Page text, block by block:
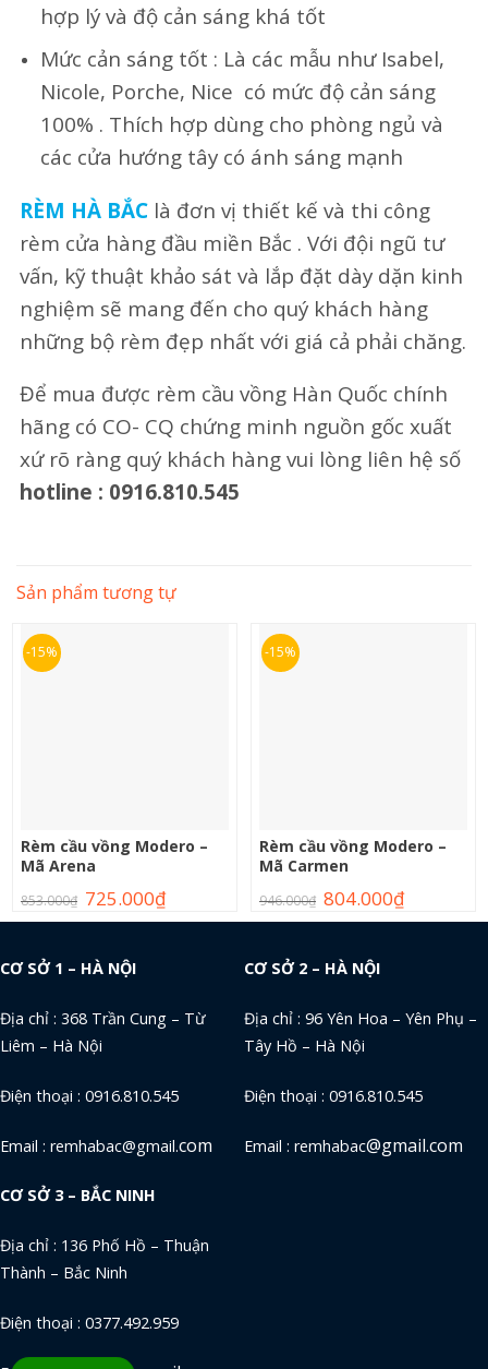
hợp lý và độ cản sáng khá tốt
Mức cản sáng tốt : Là các mẫu như Isabel,
Nicole, Porche, Nice có mức độ cản sáng
100% . Thích hợp dùng cho phòng ngủ và
các cửa hướng tây có ánh sáng mạnh
RÈM HÀ BẮC là đơn vị thiết kế và thi công
rèm cửa hàng đầu miền Bắc . Với đội ngũ tư
vấn, kỹ thuật khảo sát và lắp đặt dày dặn kinh
nghiệm sẽ mang đến cho quý khách hàng
những bộ rèm đẹp nhất với giá cả phải chăng.
Để mua được rèm cầu vồng Hàn Quốc chính
hãng có CO- CQ chứng minh nguồn gốc xuất
xứ rõ ràng quý khách hàng vui lòng liên hệ số
hotline : 0916.810.545
Sản phẩm tương tự
-15%
Rèm cầu vồng Modero –
Mã Arena
853.000₫ 725.000₫
-15%
Rèm cầu vồng Modero –
Mã Carmen
946.000₫ 804.000₫
CƠ SỞ 1 – HÀ NỘI
Địa chỉ : 368 Trần Cung – Từ
Liêm – Hà Nội
Điện thoại : 0916.810.545
Email : remhabac@gmail.com
CƠ SỞ 2 – HÀ NỘI
Địa chỉ : 96 Yên Hoa – Yên Phụ –
Tây Hồ – Hà Nội
Điện thoại : 0916.810.545
Email : remhabac@gmail.com
CƠ SỞ 3 – BẮC NINH
Địa chỉ : 136 Phố Hồ – Thuận
Thành – Bắc Ninh
Điện thoại : 0377.492.959